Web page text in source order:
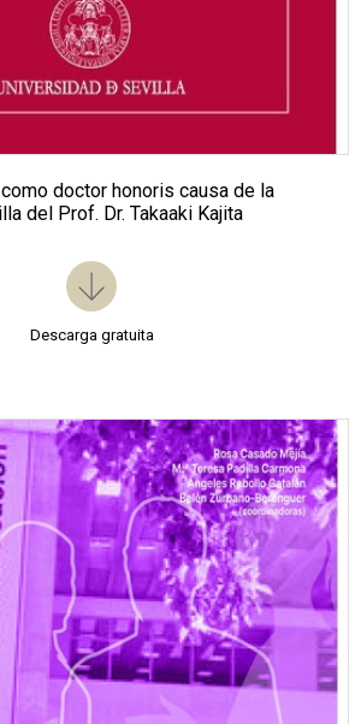
doctor honoris causa de la
del Prof. Dr. Takaaki Kajita
Descarga gratuita